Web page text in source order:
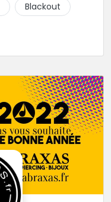
Blackout